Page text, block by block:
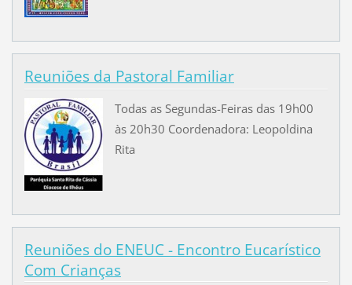
Reuniões da Pastoral Familiar
Todas as Segundas-Feiras das 19h00
às 20h30 Coordenadora: Leopoldina
Rita
Reuniões do ENEUC - Encontro Eucarístico
Com Crianças